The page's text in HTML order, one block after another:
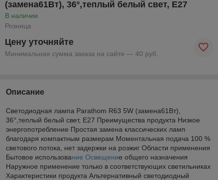
(замена61Вт), 36°,теплый белый свет, E27
В наличии
Розница
Цену уточняйте
Минимальная сумма заказа на сайте — 40 руб.
Описание
Cветодиодная лампа Parathom R63 5W (замена61Вт),
36°,теплый белый свет, E27 Преимущества продукта Низкое
энергопотребление Простая замена классических ламп
благодаря компактным размерам Моментальная подача 100 %
светового потока, нет задержки на розжиг Области применения
Бытовое использование Освещение общего назначения
Наружное применение только в соответствующих светильниках
Характеристики продукта Альтернативный светодиодный